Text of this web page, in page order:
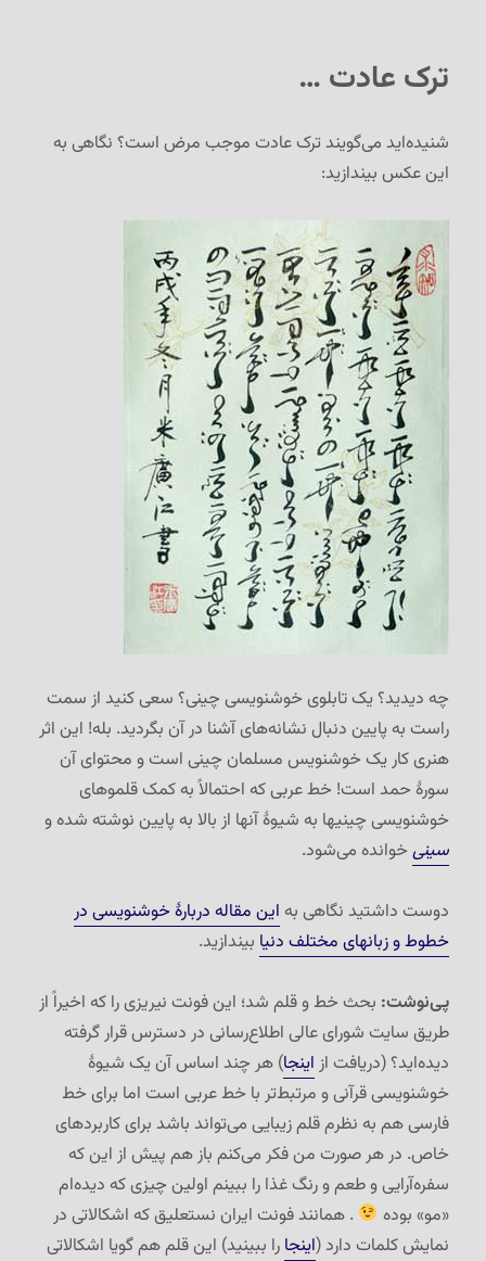
ترک عادت …
شنیده‌اید می‌گویند ترک عادت موجب مرض است؟ نگاهی به
این عکس بیندازید:
چه دیدید؟ یک تابلوی خوشنویسی چینی؟ سعی کنید از سمت
راست به پایین دنبال نشانه‌های آشنا در آن بگردید. بله! این اثر
هنری کار یک خوشنویس مسلمان چینی است و محتوای آن
سورهٔ حمد است! خط عربی که احتمالاً به کمک قلموهای
خوشنویسی چینیها به شیوهٔ آنها از بالا به پایین نوشته شده و
سینی خوانده می‌شود.
دوست داشتید نگاهی به این مقاله دربارهٔ خوشنویسی در
خطوط و زبانهای مختلف دنیا بیندازید.
پی‌نوشت: بحث خط و قلم شد؛ این فونت نیریزی را که اخیراً از
طریق سایت شورای عالی اطلاع‌رسانی در دسترس قرار گرفته
دیده‌اید؟ (دریافت از اینجا) هر چند اساس آن یک شیوهٔ
خوشنویسی قرآنی و مرتبط‌تر با خط عربی است اما برای خط
فارسی هم به نظرم قلم زیبایی می‌تواند باشد برای کاربردهای
خاص. در هر صورت من فکر می‌کنم باز هم پیش از این که
سفره‌آرایی و طعم و رنگ غذا را ببینم اولین چیزی که دیده‌ام
«مو» بوده
. همانند فونت ایران نستعلیق که اشکالاتی در
نمایش کلمات دارد (اینجا را ببینید) این قلم هم گویا اشکالاتی